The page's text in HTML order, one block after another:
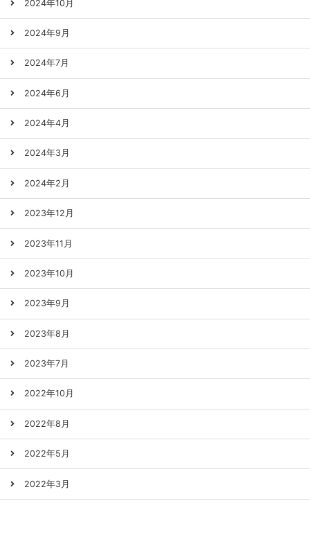
2024年10月
2024年9月
2024年7月
2024年6月
2024年4月
2024年3月
2024年2月
2023年12月
2023年11月
2023年10月
2023年9月
2023年8月
2023年7月
2022年10月
2022年8月
2022年5月
2022年3月